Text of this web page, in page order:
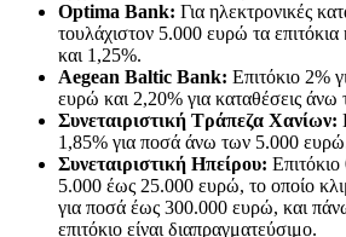
Optima Bank: Για ηλεκτρονικές
τουλάχιστον 5.000 ευρώ τα επιτόκια
και 1,25%.
Aegean Baltic Bank: Επιτόκιο 2%
ευρώ και 2,20% για καταθέσεις
Συνεταιριστική Τράπεζα Χανίων:
1,85% για ποσά άνω των 5.000
Συνεταιριστική Ηπείρου:
5.000 έως 25.000 ευρώ, το οποίο
για ποσά έως 300.000 ευρώ, και
επιτόκιο είναι διαπραγματεύσιμο.